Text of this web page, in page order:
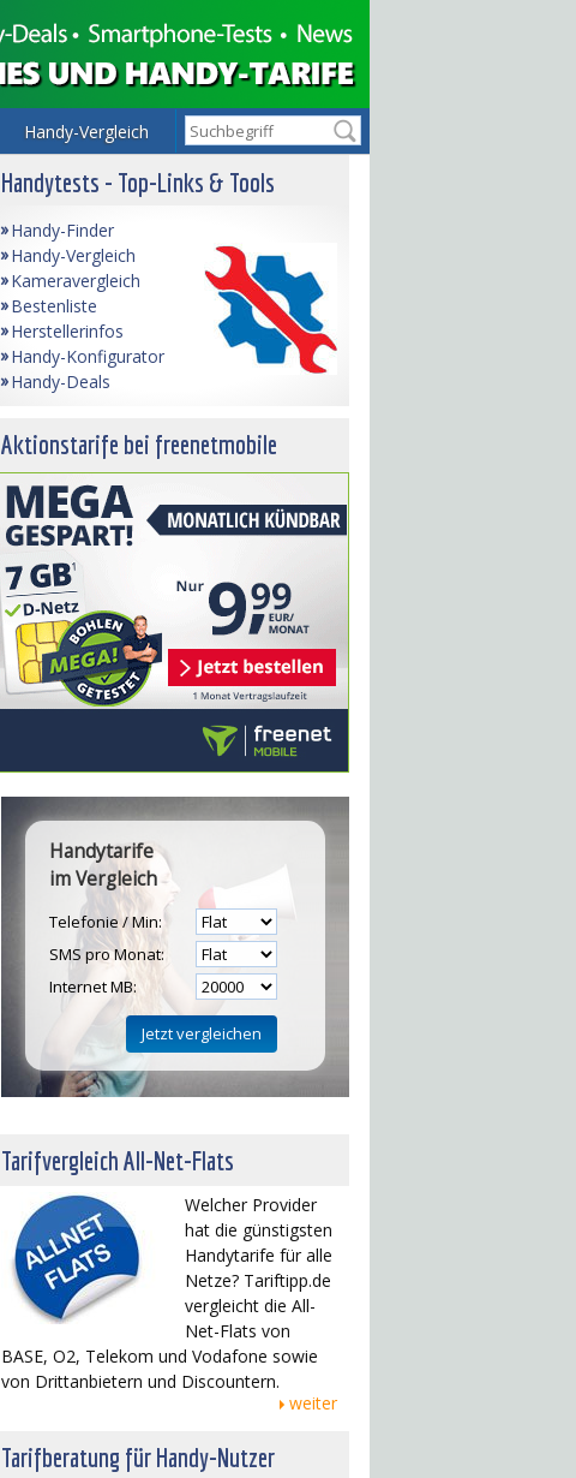
Handy-Vergleich
Handytests - Top-Links & Tools
Handy-Finder
Handy-Vergleich
Kameravergleich
Bestenliste
Herstellerinfos
Handy-Konfigurator
Handy-Deals
Aktionstarife bei freenetmobile
Handytarife
im Vergleich
Telefonie / Min:
SMS pro Monat:
Internet MB:
Tarifvergleich All-Net-Flats
Welcher Provider
hat die günstigsten
Handytarife für alle
Netze? Tariftipp.de
vergleicht die All-
Net-Flats von
BASE, O2, Telekom und Vodafone sowie
von Drittanbietern und Discountern.
weiter
Tarifberatung für Handy-Nutzer